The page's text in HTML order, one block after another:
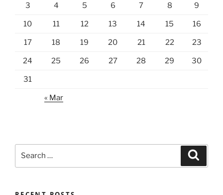
3 4 5 6 7 8 9
10 11 12 13 14 15 16
17 18 19 20 21 22 23
24 25 26 27 28 29 30
31
« Mar